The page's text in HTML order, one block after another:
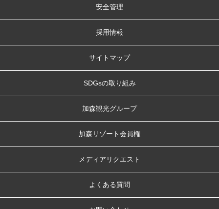
安全管理
採用情報
サイトマップ
SDGsの取り組み
加森観光グループ
加森リゾート会員権
メディアリクエスト
よくある質問